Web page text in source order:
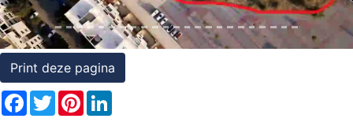
Rechten
op
onroerend
goed
Print deze pagina
Facebook
TwitterPinterest